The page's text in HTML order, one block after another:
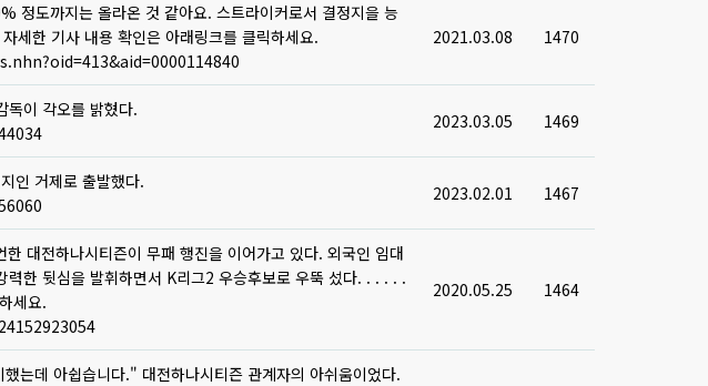
정도까지는 올라온 것 같아요. 스트라이커로서 결정지을 능
세한 기사 내용 확인은 아래링크를 클릭하세요.
2021.03.08 1470
독이 각오를 밝혔다.
2023.03.05 1469
인 거제로 출발했다.
2023.02.01 1467
대전하나시티즌이 무패 행진을 이어가고 있다. 외국인 임대
력한 뒷심을 발휘하면서 K리그2 우승후보로 우뚝 섰다. . . . . .
세요.
2020.05.25 1464
는데 아쉽습니다." 대전하나시티즌 관계자의 아쉬움이었다.